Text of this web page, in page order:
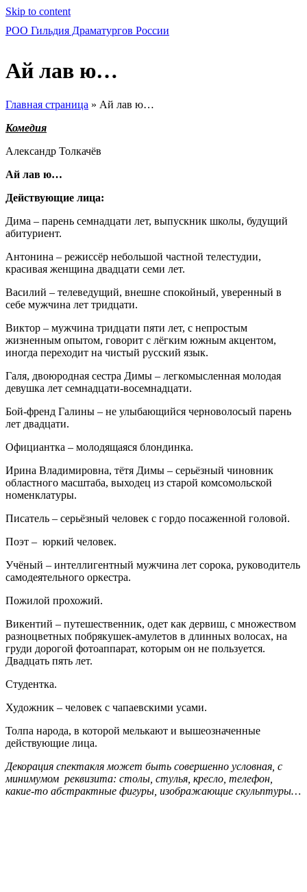
Skip to content
РОО Гильдия Драматургов России
Ай лав ю…
Главная страница » Ай лав ю…
Комедия
Александр Толкачёв
Ай лав ю…
Действующие лица:
Дима – парень семнадцати лет, выпускник школы, будущий
абитуриент.
Антонина – режиссёр небольшой частной телестудии,
красивая женщина двадцати семи лет.
Василий – телеведущий, внешне спокойный, уверенный в
себе мужчина лет тридцати.
Виктор – мужчина тридцати пяти лет, с непростым
жизненным опытом, говорит с лёгким южным акцентом,
иногда переходит на чистый русский язык.
Галя, двоюродная сестра Димы – легкомысленная молодая
девушка лет семнадцати-восемнадцати.
Бой-френд Галины – не улыбающийся черноволосый парень
лет двадцати.
Официантка – молодящаяся блондинка.
Ирина Владимировна, тётя Димы – серьёзный чиновник
областного масштаба, выходец из старой комсомольской
номенклатуры.
Писатель – серьёзный человек с гордо посаженной головой.
Поэт – юркий человек.
Учёный – интеллигентный мужчина лет сорока, руководитель
самодеятельного оркестра.
Пожилой прохожий.
Викентий – путешественник, одет как дервиш, с множеством
разноцветных побрякушек-амулетов в длинных волосах, на
груди дорогой фотоаппарат, которым он не пользуется.
Двадцать пять лет.
Студентка.
Художник – человек с чапаевскими усами.
Толпа народа, в которой мелькают и вышеозначенные
действующие лица.
Декорация спектакля может быть совершенно условная, с
минимумом реквизита: столы, стулья, кресло, телефон,
какие-то абстрактные фигуры, изображающие скульптуры…